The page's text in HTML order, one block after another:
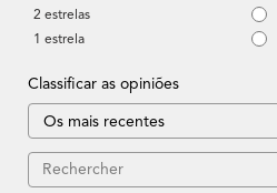
2 estrelas
1 estrela
Classificar as opiniões